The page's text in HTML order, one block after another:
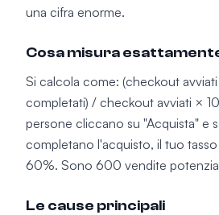
una cifra enorme.
Cosa misura
Si calcola come: (checkout
completati) / checkout avviati ×
persone cliccano su "Acquista" e
completano l'acquisto, il tuo
60%. Sono 600 vendite
Le cause principali